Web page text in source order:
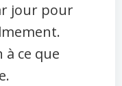
jour pour
ce que